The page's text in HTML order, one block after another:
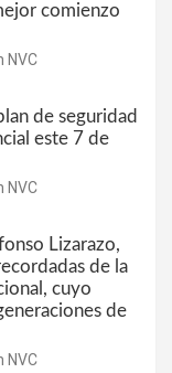
comienzo
NVC
de seguridad
este 7 de
NVC
Lizarazo,
de la
cuyo
de
NVC